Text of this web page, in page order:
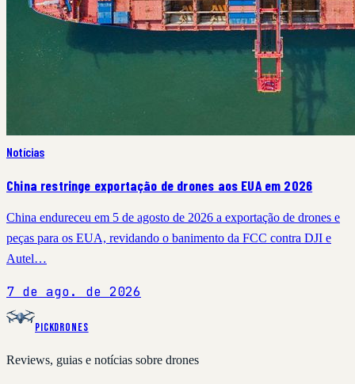
Notícias
China restringe exportação de drones aos EUA em 2026
China endureceu em 5 de agosto de 2026 a exportação de drones e
peças para os EUA, revidando o banimento da FCC contra DJI e
Autel…
7 de ago. de 2026
PickDrones
Reviews, guias e notícias sobre drones